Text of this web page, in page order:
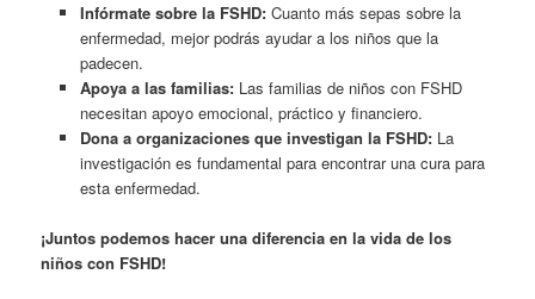
Infórmate sobre la FSHD:Cuanto más sepas sobre la
enfermedad, mejor podrás ayudar a los niños que la
padecen.
Apoya a las familias:Las familias de niños con FSHD
necesitan apoyo emocional, práctico y financiero.
Dona a organizaciones que investigan la FSHD:La
investigación es fundamental para encontrar una cura para
esta enfermedad.
¡Juntos podemos hacer una diferencia en la vida de los
niños con FSHD!